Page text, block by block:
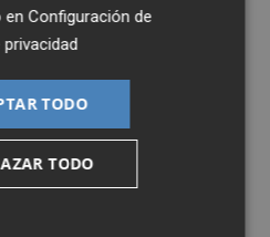
en horas bajas
por su mejor
Sevilla son todo un
se han disputado un
con78 victorias
enConfiguración de
TODO
TODO